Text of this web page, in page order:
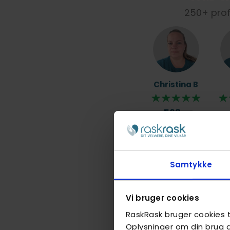
Samtykke
Vi bruger cookies
RaskRask bruger
Oplysninger om din brug
250+
Christina B
568,-
Richard
498,-